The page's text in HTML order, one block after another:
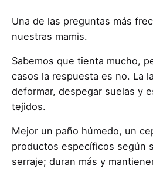
Una de las preguntas más
nuestras mamis.
Sabemos que tienta mucho,
casos la respuesta es no. La
deformar, despegar suelas y
tejidos.
Mejor un paño húmedo, un
productos específicos según
serraje; duran más y